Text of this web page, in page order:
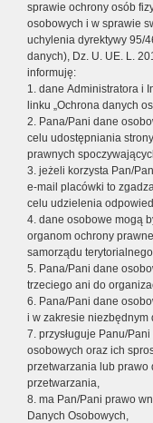
sprawie ochrony osób
osobowych i w sprawie
uchylenia dyrektywy 95/
danych), Dz. U. UE. L.
informuję:
1. dane Administratora i
linku „Ochrona danych
2. Pana/Pani dane
celu udostępniania
prawnych
3. jeżeli korzysta Pan/
e-mail placówki to
celu udzielenia
4. dane osobowe mogą
organom ochrony
samorządu
5. Pana/Pani dane
trzeciego ani do
6. Pana/Pani dane
i w zakresie
7. przysługuje Panu/
osobowych oraz ich
przetwarzania lub
przetwarzania,
8. ma Pan/Pani prawo
Danych Osobowych,